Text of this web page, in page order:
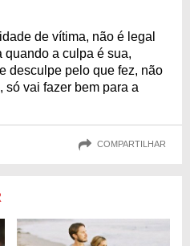
de vítima, não é legal
quando a culpa é sua,
desculpe pelo que fez, não
só vai fazer bem para a
COMPARTILHAR